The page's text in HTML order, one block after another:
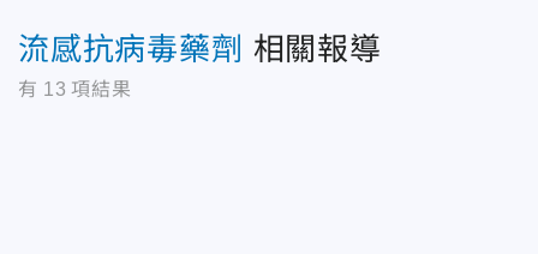
流感抗病毒藥劑 相關報導
有 13 項結果